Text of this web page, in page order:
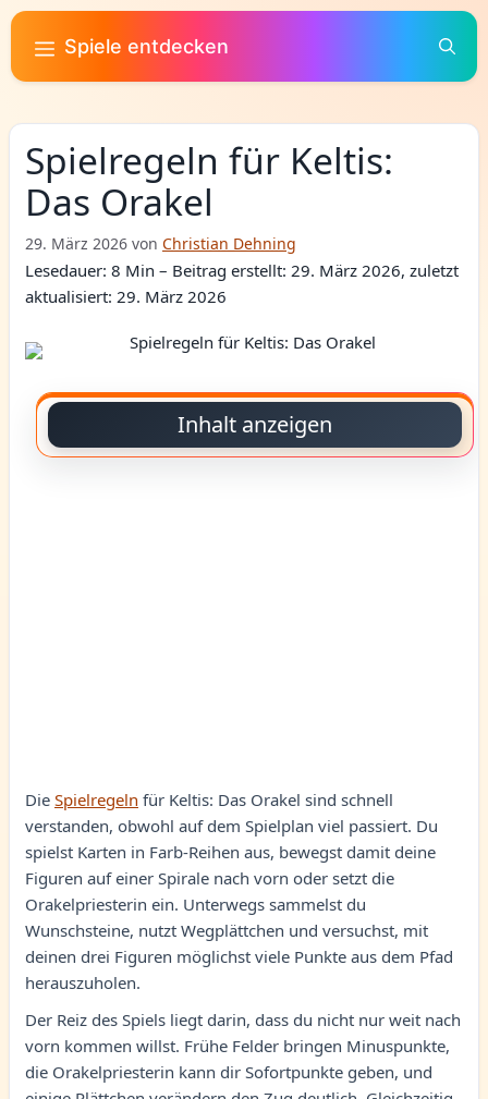
Zum
Inhalt
springen
Spiele entdecken
Spielregeln für Keltis:
Das Orakel
29. März 2026 von Christian Dehning
Lesedauer: 8 Min – Beitrag erstellt: 29. März 2026, zuletzt
aktualisiert: 29. März 2026
Inhalt anzeigen
Die Spielregeln für Keltis: Das Orakel sind schnell
verstanden, obwohl auf dem Spielplan viel passiert. Du
spielst Karten in Farb-Reihen aus, bewegst damit deine
Figuren auf einer Spirale nach vorn oder setzt die
Orakelpriesterin ein. Unterwegs sammelst du
Wunschsteine, nutzt Wegplättchen und versuchst, mit
deinen drei Figuren möglichst viele Punkte aus dem Pfad
herauszuholen.
Der Reiz des Spiels liegt darin, dass du nicht nur weit nach
vorn kommen willst. Frühe Felder bringen Minuspunkte,
die Orakelpriesterin kann dir Sofortpunkte geben, und